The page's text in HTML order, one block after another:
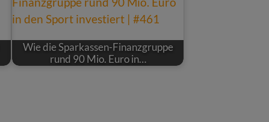
Wie die Sparkassen-Finanzgruppe
rund 90 Mio. Euro in…